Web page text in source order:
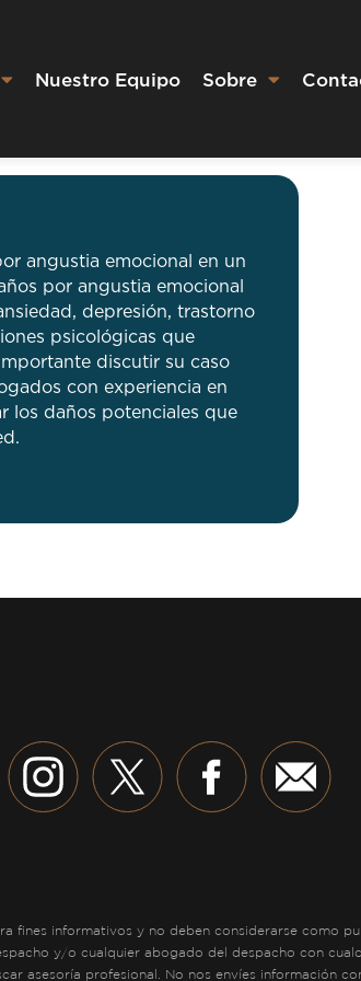
Nuestro Equipo Sobre
angustia emocional en un
por angustia emocional
depresión, trastorno
psicológicas que
discutir su caso
con experiencia en
los daños potenciales que
fines informativos y no deben considerarse como
y/o cualquier abogado del despacho con
asesoría profesional. No nos envíes información